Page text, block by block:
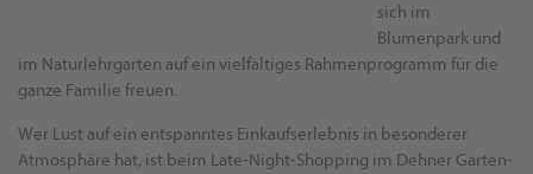
sich im
Blumenpark und
im Naturlehrgarten auf ein vielfältiges Rahmenprogramm für die
ganze Familie freuen.
Wer Lust auf ein entspanntes Einkaufserlebnis in besonderer
Atmosphäre hat, ist beim Late-Night-Shopping im Dehner Garten-